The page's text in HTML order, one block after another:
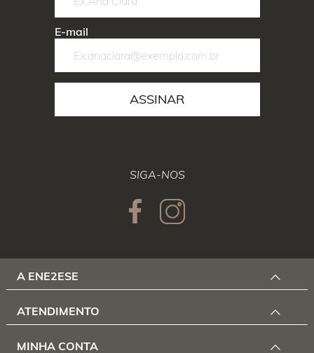
E-mail
ASSINAR
SIGA-NOS
A ENE2ESE
ATENDIMENTO
MINHA CONTA